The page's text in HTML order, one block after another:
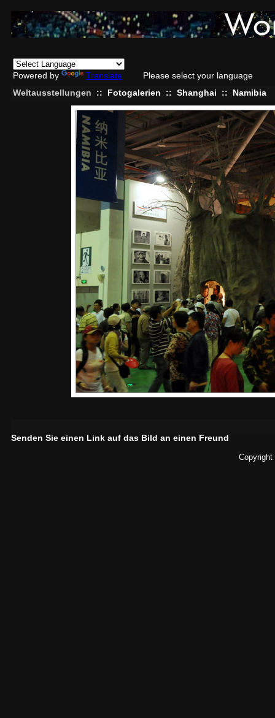
Powered by Translate
Please select your language
Weltausstellungen
:: Fotogalerien :: Shanghai :: Namibia
Senden Sie einen Link auf das Bild an einen Freund